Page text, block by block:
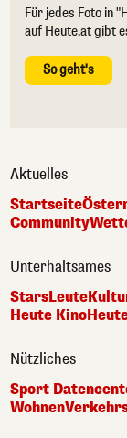
Für jedes Foto in
auf Heute.at gibt
So geht's
Aktuelles
Startseite
Community
Unterhaltsames
StarsLeute
Heute Kino
Nützliches
Sport
Wohnen